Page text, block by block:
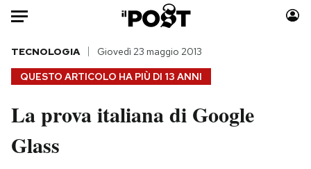
Auto
HOME
Italia
Politica
Moda
QUESTO ARTICOLO HA PIÙ DI 13 ANNI
TECNOLOGIA Giovedì 23 maggio 2013
La prova italiana di Google
Glass